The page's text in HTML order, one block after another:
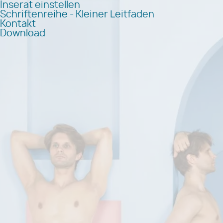
Inserat einstellen
Schriftenreihe - Kleiner Leitfaden
Kontakt
Download